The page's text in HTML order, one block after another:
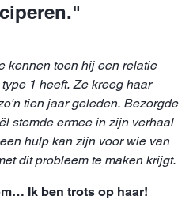
kennen toen hij een relatie
1 heeft. Ze kreeg haar
tien jaar geleden. Bezorgde
stemde ermee in zijn verhaal
hulp kan zijn voor wie van
dit probleem te maken krijgt.
Ik ben trots op haar!